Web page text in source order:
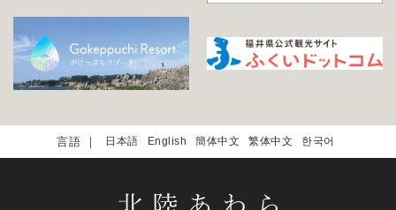
日本語 English 簡体中文 繁体中文 한국어